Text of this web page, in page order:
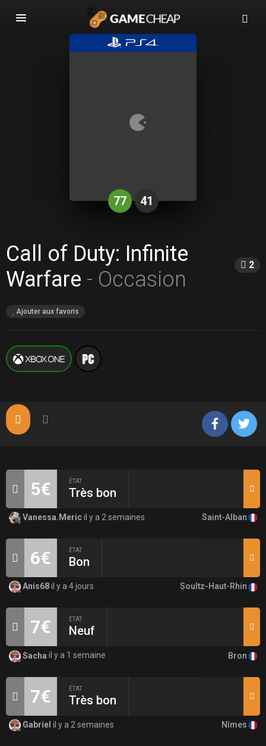
Basculer
77 41
Call of Duty: Infinite
Warfare - Occasion
2
Ajouter aux favoris
5€ ÉTAT
Très bon
Vanessa.Mericil y a 2 semaines Saint-Alban
6€ ÉTAT
Bon
Anis68il y a 4 jours Soultz-Haut-Rhin
7€ ÉTAT
Neuf
Sacha il y a 1 semaine Bron
7€ ÉTAT
Très bon
Gabriel il y a 2 semaines Nîmes